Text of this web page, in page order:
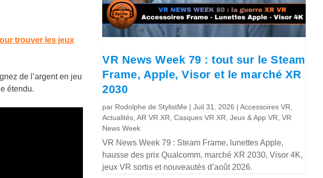
trouver les jeux
de l’argent en jeu
étendu.
VR News Week 79 : tout sur le Steam
Frame, Apple, Visor et le marché XR
2030
par Rodolphe de StylistMe |Juil 31, 2026 |Accessoires VR
Actualités ,AR VR XR ,Casques VR XR ,Jeux & App VR ,VR
News Week
VR News Week 79 : Steam Frame, lunettes Apple,
hausse des prix Qualcomm, marché XR 2030, Visor 4K,
jeux VR sortis et nouveautés d’août 2026.